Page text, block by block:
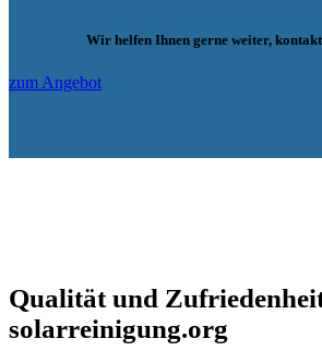
Wir helfen Ihnen gerne weiter,
zum Angebot
Qualität und
solarreinigung.org